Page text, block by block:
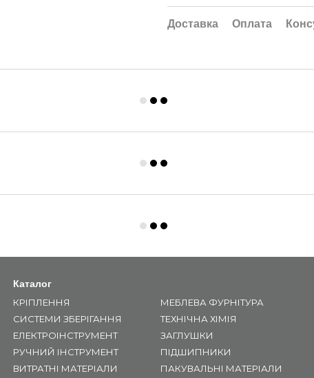
Доставка Оплата
Каталог
КРІПЛЕННЯ
СИСТЕМИ ЗБЕРІГАННЯ
ЕЛЕКТРОІНСТРУМЕНТ
РУЧНИЙ ІНСТРУМЕНТ
ВИТРАТНІ МАТЕРІАЛИ
МЕБЛЕВА ФУРНІТУРА
ТЕХНІЧНА ХІМІЯ
ЗАГЛУШКИ
ПІДШИПНИКИ
ПАКУВАЛЬНІ МАТЕРІАЛИ